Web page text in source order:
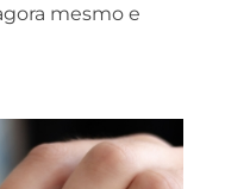
mesmo e